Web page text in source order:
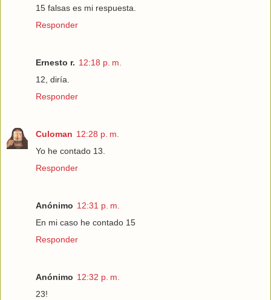
15 falsas es mi respuesta.
Responder
Ernesto r. 12:18 p. m.
12, diría.
Responder
Culoman 12:28 p. m.
Yo he contado 13.
Responder
Anónimo 12:31 p. m.
En mi caso he contado 15
Responder
Anónimo 12:32 p. m.
23!